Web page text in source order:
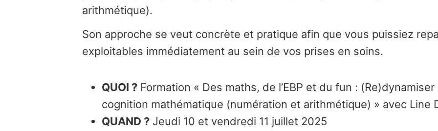
arithmétique).
Son approche se veut concrète et pratique afin que vous puissiez
exploitables immédiatement au sein de vos prises en soins.
QUOI ? Formation « Des maths, de l’EBP et du fun :
cognition mathématique (numération et arithmétique) » avec Line
QUAND ? Jeudi 10 et vendredi 11 juillet 2025